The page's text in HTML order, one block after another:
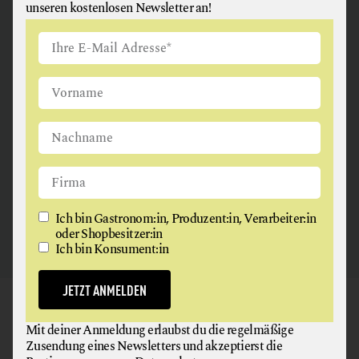
ANGUS & ARTHUR
FLEISCH + FLEISCHERZEUGNISSE
2326 Maria Lanzendorf
GAUMEN HOCH
NEWSLETTER
unseren kostenlosen Newsletter an!
Ich bin Gastronom:in, Produzent:in, Verarbeiter:in
oder Shopbesitzer:in
Ich bin Konsument:in
JETZT ANMELDEN
Mit deiner Anmeldung erlaubst du die regelmäßige
Zusendung eines Newsletters und akzeptierst die